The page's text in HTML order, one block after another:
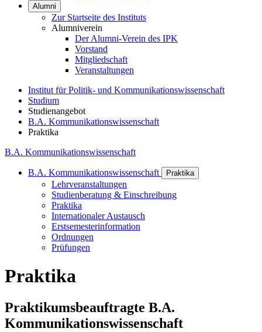
Alumni
Zur Startseite des Instituts
Alumniverein
Der Alumni-Verein des IPK
Vorstand
Mitgliedschaft
Veranstaltungen
Institut für Politik- und Kommunikationswissenschaft
Studium
Studienangebot
B.A. Kommunikationswissenschaft
Praktika
B.A. Kommunikationswissenschaft
B.A. Kommunikationswissenschaft Praktika
Lehrveranstaltungen
Studienberatung & Einschreibung
Praktika
Internationaler Austausch
Erstsemesterinformation
Ordnungen
Prüfungen
Praktika
Praktikumsbeauftragte B.A.
Kommunikationswissenschaft